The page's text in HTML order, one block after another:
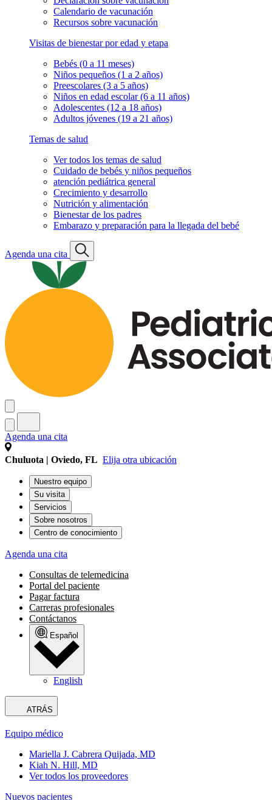
Calendario de vacunación
Recursos sobre vacunación
Visitas de bienestar por edad y etapa
Bebés (0 a 11 meses)
Niños pequeños (1 a 2 años)
Preescolares (3 a 5 años)
Niños en edad escolar (6 a 11 años)
Adolescentes (12 a 18 años)
Adultos jóvenes (19 a 21 años)
Temas de salud
Ver todos los temas de salud
Cuidado de bebés y niños pequeños
atención pediátrica general
Crecimiento y desarrollo
Nutrición y alimentación
Bienestar de los padres
Embarazo y preparación para la llegada del bebé
Agenda una cita
Agenda una cita
Chuluota | Oviedo, FL Elija otra ubicación
Nuestro equipo
Su visita
Servicios
Sobre nosotros
Centro de conocimiento
Agenda una cita
Consultas de telemedicina
Portal del paciente
Pagar factura
Carreras profesionales
Contáctanos
Español
English
ATRÁS
Equipo médico
Mariella J. Cabrera Quijada, MD
Kiah N. Hill, MD
Ver todos los proveedores
Nuevos pacientes